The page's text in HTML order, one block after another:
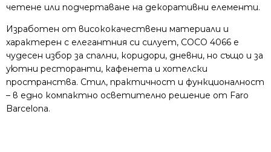
четене или подчертаване на декоративни елементи.
Изработен от висококачествени материали и
характерен с елегантния си силует, COCO 4066 е
чудесен избор за спални, коридори, дневни, но също и за
уютни ресторанти, кафенета и хотелски
пространства. Стил, практичност и функционалност
– в едно компактно осветително решение от Faro
Barcelona.